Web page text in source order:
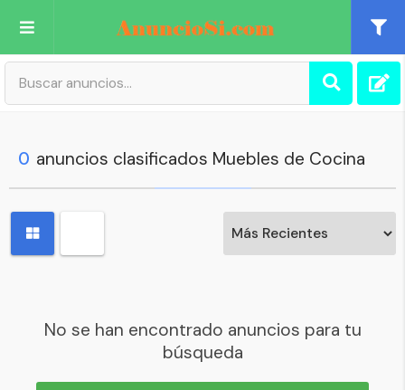
Publica tu Anuncio
Mi cuenta
0 anuncios clasificados Muebles de Cocina
No se han encontrado anuncios para tu
búsqueda